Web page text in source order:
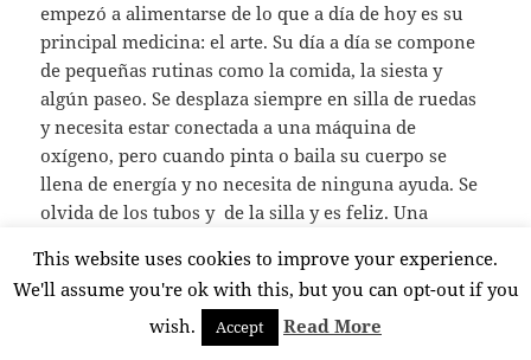
empezó a alimentarse de lo que a día de hoy es su
principal medicina: el arte. Su día a día se compone
de pequeñas rutinas como la comida, la siesta y
algún paseo. Se desplaza siempre en silla de ruedas
y necesita estar conectada a una máquina de
oxígeno, pero cuando pinta o baila su cuerpo se
llena de energía y no necesita de ninguna ayuda. Se
olvida de los tubos y de la silla y es feliz. Una
pero que son su verdadero motor.
Hace aproximadamente un año Toni Sasal, de
This website uses cookies to improve your experience.
We'll assume you're ok with this, but you can opt-out if you
wish.
Accept Read More